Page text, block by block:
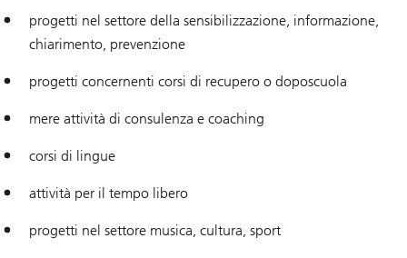
progetti nel settore della sensibilizzazione, informazione,
chiarimento, prevenzione
progetti concernenti corsi di recupero o doposcuola
mere attività di consulenza e coaching
corsi di lingue
attività per il tempo libero
progetti nel settore musica, cultura, sport